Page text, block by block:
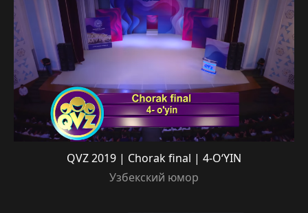
QVZ 2019 | Chorak final | 4-O‘YIN
Узбекский юмор